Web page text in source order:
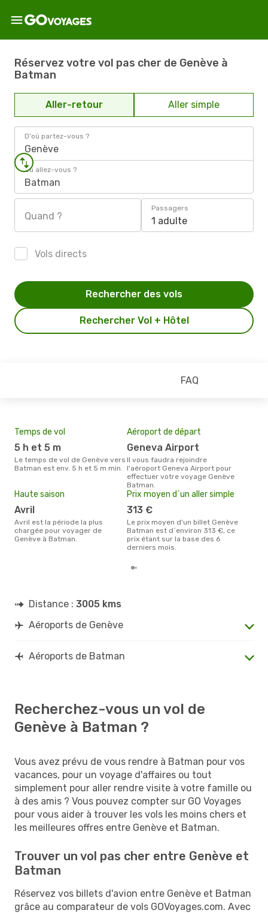
Réservez votre vol pas cher de Genève à
Batman
Aller-retour Aller simple
D'où partez-vous ?
Genève
Où allez-vous ?
Batman
Quand ?
Passagers
1 adulte
Vols directs
Rechercher Vol + Hôtel
Rechercher des vols
FAQ
Temps de vol
5 h et 5 m
Le temps de vol de Genève vers
Batman est env. 5 h et 5 m min.
Aéroport de départ
Geneva Airport
Il vous faudra rejoindre
l'aéroport Geneva Airport pour
effectuer votre voyage Genève
Batman.
Haute saison
avril
avril est la période la plus
chargée pour voyager de
Genève à Batman.
Prix moyen d´un aller simple
313 €
Le prix moyen d'un billet Genève
Batman est d´environ 313 €, ce
prix étant sur la base des 6
derniers mois.
Distance : 3005 kms
Aéroports de Genève
Aéroports de Batman
Recherchez-vous un vol de
Genève à Batman ?
Vous avez prévu de vous rendre à Batman pour vos
vacances, pour un voyage d'affaires ou tout
simplement pour aller rendre visite à votre famille ou
à des amis ? Vous pouvez compter sur GO Voyages
pour vous aider à trouver les vols les moins chers et
les meilleures offres entre Genève et Batman.
Trouver un vol pas cher entre Genève et
Batman
Réservez vos billets d'avion entre Genève et Batman
grâce au comparateur de vols GOVoyages.com. Avec